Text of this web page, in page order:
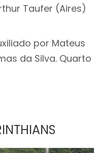
Taufer (Aires)
por Mateus
da Silva. Quarto